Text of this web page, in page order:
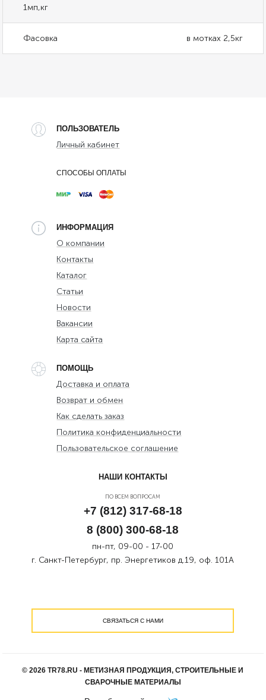
1мп,кг
Фасовка в мотках 2,5кг
ПОЛЬЗОВАТЕЛЬ
Личный кабинет
СПОСОБЫ ОПЛАТЫ
ИНФОРМАЦИЯ
О компании
Контакты
Каталог
Статьи
Новости
Вакансии
Карта сайта
ПОМОЩЬ
Доставка и оплата
Возврат и обмен
Как сделать заказ
Политика конфиденциальности
Пользовательское соглашение
НАШИ КОНТАКТЫ
ПО ВСЕМ ВОПРОСАМ
+7 (812) 317-68-18
8 (800) 300-68-18
пн-пт, 09-00 - 17-00
г. Санкт-Петербург, пр. Энергетиков д.19, оф. 101А
СВЯЗАТЬСЯ С НАМИ
© 2026 TR78.RU - МЕТИЗНАЯ ПРОДУКЦИЯ, СТРОИТЕЛЬНЫЕ И
СВАРОЧНЫЕ МАТЕРИАЛЫ